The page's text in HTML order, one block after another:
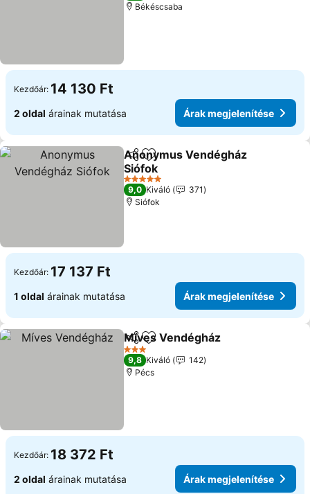
Békéscsaba
Kezdőár: 14 130 Ft
2 oldal árainak mutatása Árak megjelenítése
Megosztás
Hozzáadás a kedvencekhez
Anonymus Vendégház
Siófok
5 Kategória
9,0 Kiváló
371
Siófok
Kezdőár: 17 137 Ft
1 oldal árainak mutatása Árak megjelenítése
Megosztás
Hozzáadás a kedvencekhez
Míves Vendégház
3 Kategória
9,8 Kiváló
142
Pécs
Kezdőár: 18 372 Ft
2 oldal árainak mutatása Árak megjelenítése